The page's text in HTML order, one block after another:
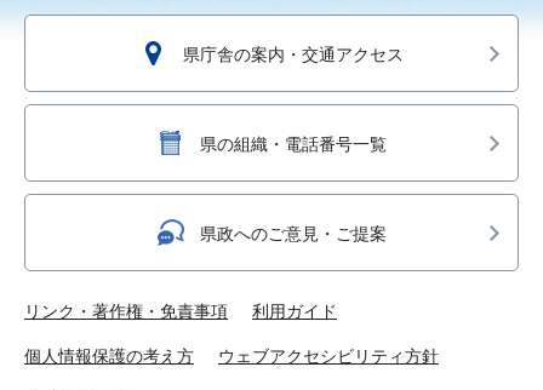
県庁舎の案内・交通アクセス
県の組織・電話番号一覧
県政へのご意見・ご提案
リンク・著作権・免責事項 利用ガイド
個人情報保護の考え方 ウェブアクセシビリティ方針